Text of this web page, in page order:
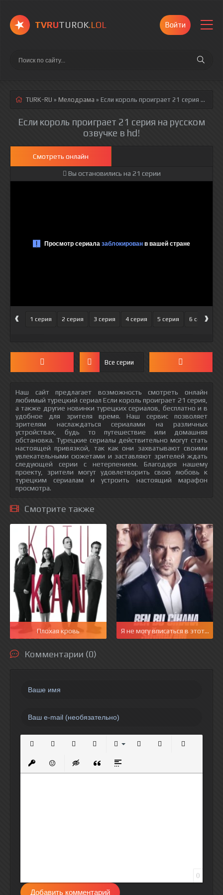
TVRUTUROK.LOL Войти
TURK-RU » Мелодрама » Если король проиграет 21 серия
Если король проиграет 21 серия на русском
озвучке в hd!
Смотреть онлайн
Вы остановились на 21 серии
‹ 1 серия 2 серия 3 серия 4 серия 5 серия 6 серия
›
Все серии
Наш сайт предлагает возможность смотреть онлайн
любимый турецкий сериал Если король проиграет 21 серия,
а также другие новинки турецких сериалов, бесплатно и в
удобное для зрителя время. Наш сервис позволяет
зрителям наслаждаться сериалами на различных
устройствах, будь то путешествие или домашняя
обстановка. Турецкие сериалы действительно могут стать
настоящей привязкой, так как они захватывают своими
увлекательными сюжетами и заставляют зрителей ждать
следующей серии с нетерпением. Благодаря нашему
проекту, зрители могут удовлетворить свою любовь к
турецким сериалам и устроить настоящий марафон
просмотра.
Смотрите также
Плохая кровь Я не могу вписаться в этот мир
Комментарии (0)
Вставить защищенную ссылку
Вставить смайлик
Вставка скрытого текста
Вставка цитаты
Вставка спойлера
0
Добавить комментарий